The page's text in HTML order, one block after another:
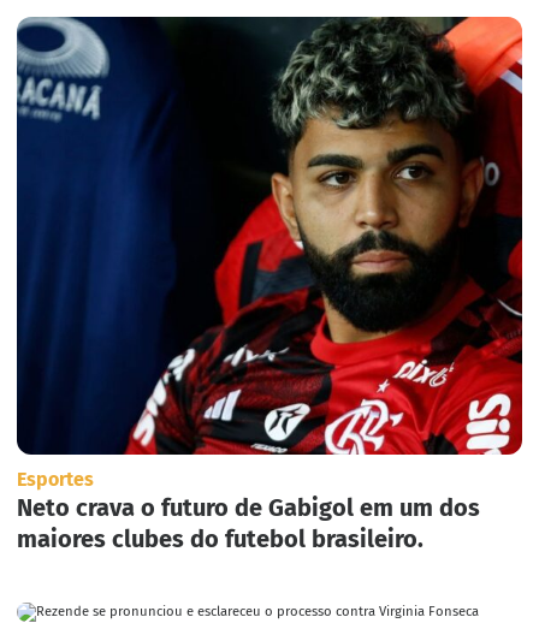
Esportes
Neto crava o futuro de Gabigol em um dos
maiores clubes do futebol brasileiro.